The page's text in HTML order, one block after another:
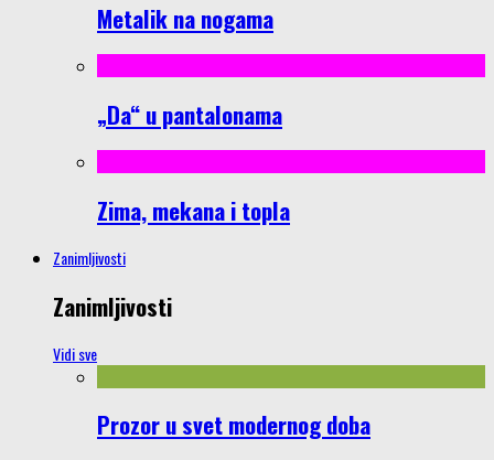
Metalik na nogama
„Da“ u pantalonama
Zima, mekana i topla
Zanimljivosti
Zanimljivosti
Vidi sve
Prozor u svet modernog doba